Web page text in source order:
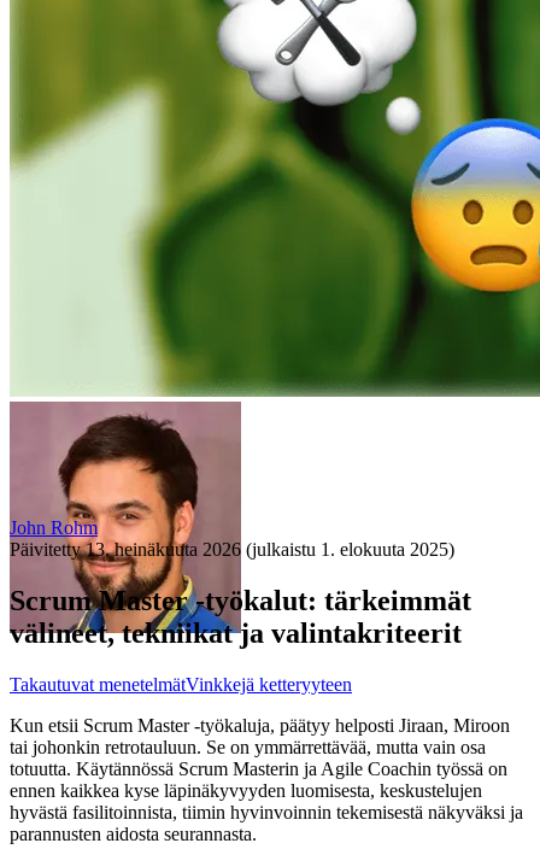
John Rohm
Päivitetty13. heinäkuuta 2026 (julkaistu 1. elokuuta 2025)
Scrum Master -työkalut: tärkeimmät
välineet, tekniikat ja valintakriteerit
Takautuvat menetelmätVinkkejä ketteryyteen
Kun etsii Scrum Master -työkaluja, päätyy helposti Jiraan, Miroon
tai johonkin retrotauluun. Se on ymmärrettävää, mutta vain osa
totuutta. Käytännössä Scrum Masterin ja Agile Coachin työssä on
ennen kaikkea kyse läpinäkyvyyden luomisesta, keskustelujen
hyvästä fasilitoinnista, tiimin hyvinvoinnin tekemisestä näkyväksi ja
parannusten aidosta seurannasta.